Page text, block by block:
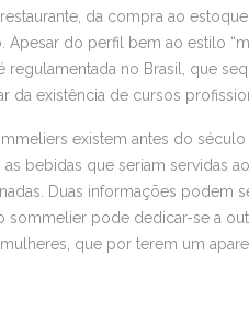
da compra ao
Apesar do perfil bem ao estilo
regulamentada no Brasil, que
da existência de cursos
existem antes do
bebidas que seriam servidas
Duas informações podem
sommelier pode dedicar-se a
que por terem um